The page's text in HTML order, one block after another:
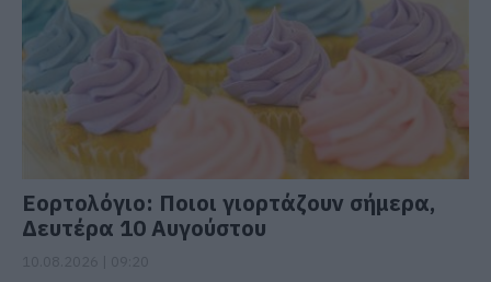
Εορτολόγιο: Ποιοι γιορτάζουν σήμερα,
Δευτέρα 10 Αυγούστου